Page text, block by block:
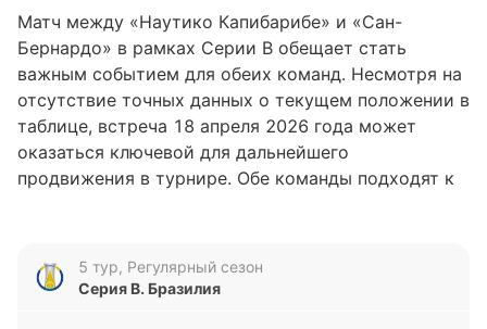
Матч между «Наутико Капибарибе» и «Сан-
Бернардо» в рамках Серии B обещает стать
важным событием для обеих команд. Несмотря на
отсутствие точных данных о текущем положении в
таблице, встреча 18 апреля 2026 года может
оказаться ключевой для дальнейшего
продвижения в турнире. Обе команды подходят к
Анализ формы команд
5 тур, Регулярный сезон
Серия B. Бразилия